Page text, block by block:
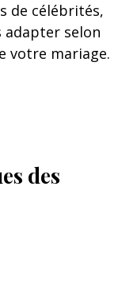
de célébrités,
adapter selon
votre mariage.
des